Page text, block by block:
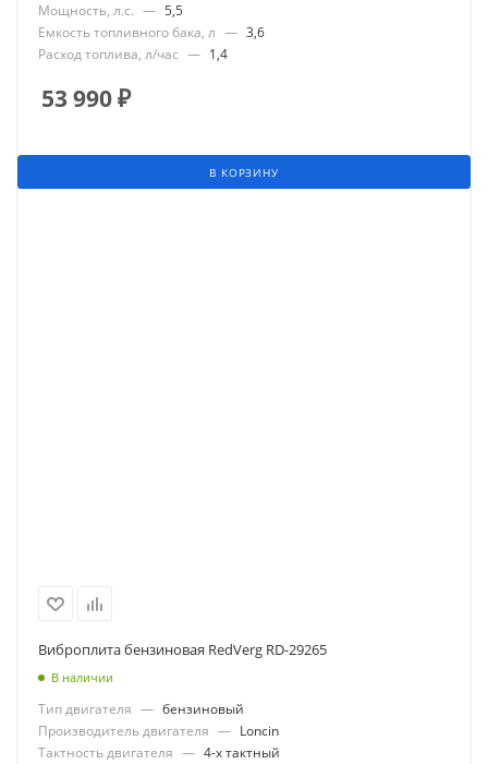
Мощность, л.с. — 5,5
Емкость топливного бака, л — 3,6
Расход топлива, л/час — 1,4
53 990₽
В КОРЗИНУ
Виброплита бензиновая RedVerg RD-29265
В наличии
Тип двигателя — бензиновый
Производитель двигателя — Loncin
Тактность двигателя — 4-х тактный